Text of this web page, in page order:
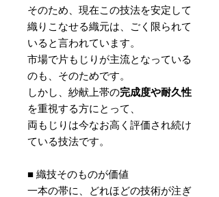
そのため、現在この技法を安定して
織りこなせる織元は、ごく限られて
いると言われています。
市場で片もじりが主流となっている
のも、そのためです。
しかし、紗献上帯の完成度や耐久性
を重視する方にとって、
両もじりは今なお高く評価され続け
ている技法です。
■ 織技そのものが価値
一本の帯に、どれほどの技術が注ぎ